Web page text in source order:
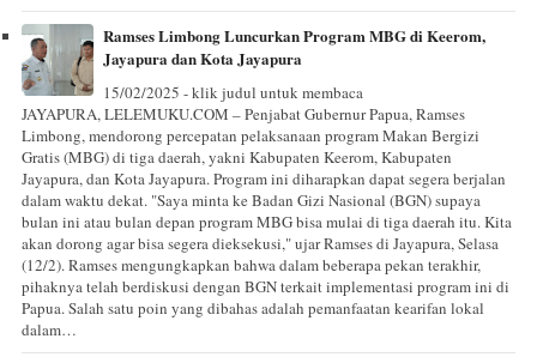
Ramses Limbong Luncurkan Program MBG di Keerom,
Jayapura dan Kota Jayapura
15/02/2025 - klik judul untuk membaca
JAYAPURA, LELEMUKU.COM – Penjabat Gubernur Papua, Ramses
Limbong, mendorong percepatan pelaksanaan program Makan Bergizi
Gratis (MBG) di tiga daerah, yakni Kabupaten Keerom, Kabupaten
Jayapura, dan Kota Jayapura. Program ini diharapkan dapat segera berjalan
dalam waktu dekat. "Saya minta ke Badan Gizi Nasional (BGN) supaya
bulan ini atau bulan depan program MBG bisa mulai di tiga daerah itu. Kita
akan dorong agar bisa segera dieksekusi," ujar Ramses di Jayapura, Selasa
(12/2). Ramses mengungkapkan bahwa dalam beberapa pekan terakhir,
pihaknya telah berdiskusi dengan BGN terkait implementasi program ini di
Papua. Salah satu poin yang dibahas adalah pemanfaatan kearifan lokal
dalam…